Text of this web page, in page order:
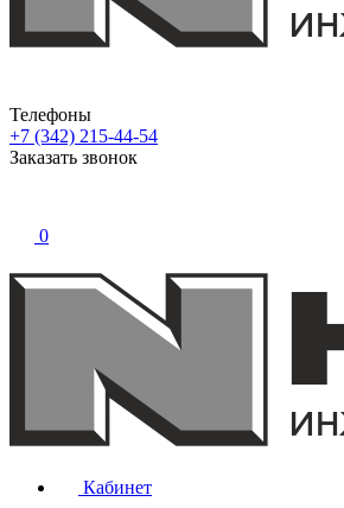
Телефоны
+7 (342) 215-44-54
Заказать звонок
0
Кабинет